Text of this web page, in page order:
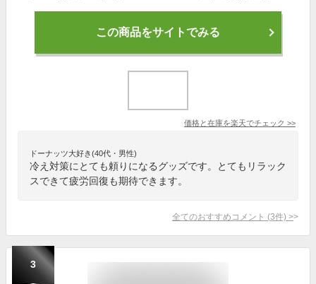
この商品をサイトでみる
価格と在庫を楽天でチェック >>
ドーナッツ大好き(40代・男性)
冷え対策にとても頼りになるグッズです。とてもリラック
スできて疲労回復も期待できます。
全てのおすすめコメント (3件) >
3